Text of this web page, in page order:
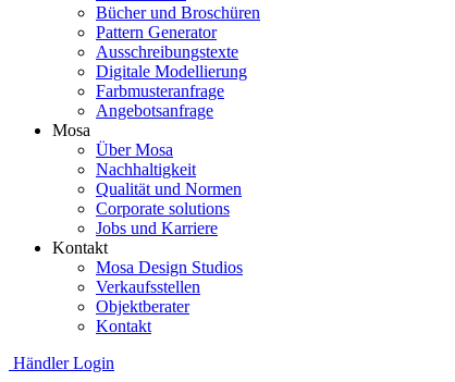
Bücher und Broschüren
Pattern Generator
Ausschreibungstexte
Digitale Modellierung
Farbmusteranfrage
Angebotsanfrage
Mosa
Über Mosa
Nachhaltigkeit
Qualität und Normen
Corporate solutions
Jobs und Karriere
Kontakt
Mosa Design Studios
Verkaufsstellen
Objektberater
Kontakt
Händler Login